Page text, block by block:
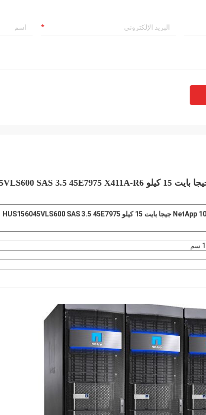
0 SAS 3.5 45E7975 X411A-R6
NetApp 108-00233 + A1 450 جيجا بايت 15 كيلو HUS156045VLS600 SAS 3.5 45E7975